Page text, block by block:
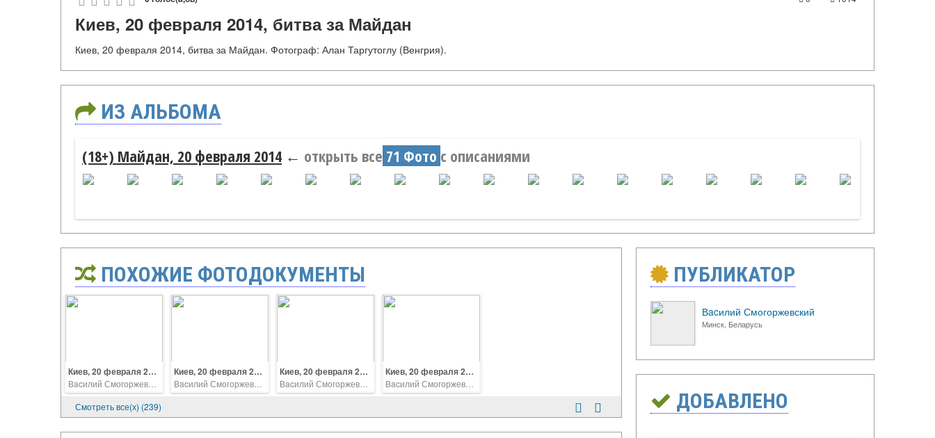
Киев, 20 февраля 2014, битва за Майдан
Киев, 20 февраля 2014, битва за Майдан. Фотограф: Алан Таргутоглу (Венгрия).
ИЗ АЛЬБОМА
(18+) Майдан, 20 февраля 2014 ← открыть все 71 Фото с описаниями
ПОХОЖИЕ ФОТОДОКУМЕНТЫ
Киев, 20 февраля 2014, битва за Майдан Киев, 20 февраля 2014, битва за Майдан Киев, 20 февраля 2014, битва за Майдан Киев, 20 февраля 2014, битва за Майдан
Смотреть все(х) (239)
ПУБЛИКАТОР
Вacилий Смогоржевский
Минск, Беларусь
ДОБАВЛЕНО